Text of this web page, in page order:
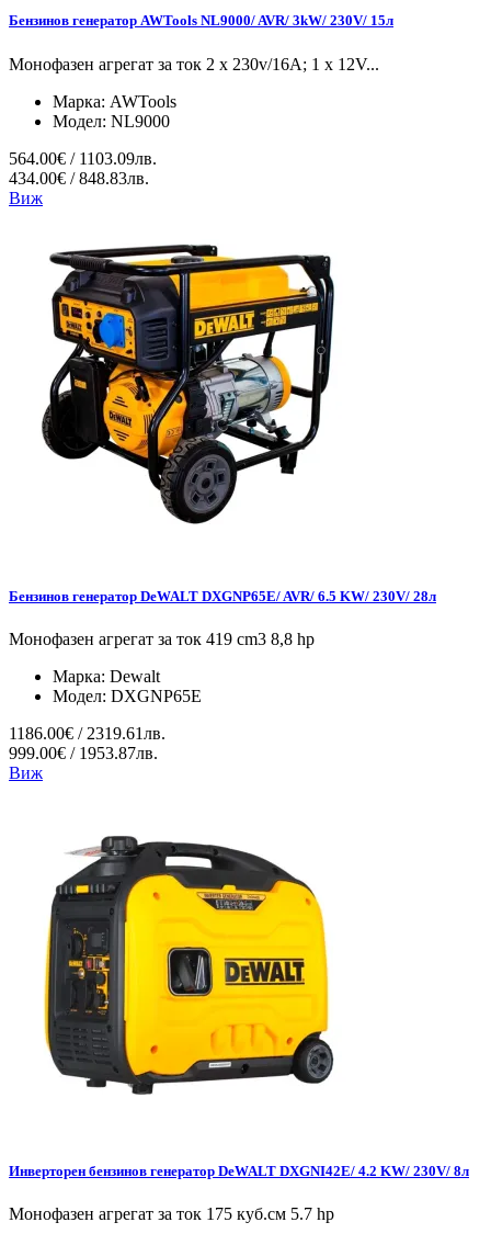
Бензинов генератор AWTools NL9000/ AVR/ 3kW/ 230V/ 15л
Монофазен агрегат за ток 2 x 230v/16A; 1 x 12V...
Марка: AWTools
Модел: NL9000
564.00€ / 1103.09лв.
434.00€ / 848.83лв.
Виж
Бензинов генератор DeWALT DXGNP65E/ AVR/ 6.5 KW/ 230V/ 28л
Монофазен агрегат за ток 419 cm3 8,8 hp
Марка: Dewalt
Модел: DXGNP65E
1186.00€ / 2319.61лв.
999.00€ / 1953.87лв.
Виж
Инверторен бензинов генератор DeWALT DXGNI42E/ 4.2 KW/ 230V/ 8л
Монофазен агрегат за ток 175 куб.см 5.7 hp